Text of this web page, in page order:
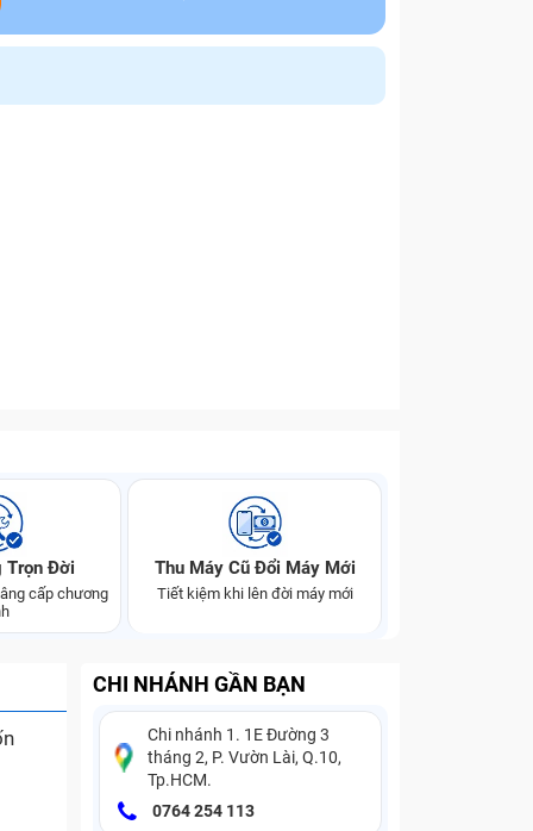
Trọn Đời
cấp chương
Thu Máy Cũ Đổi Máy Mới
Tiết kiệm khi lên đời máy mới
CHI NHÁNH GẦN BẠN
Chi nhánh 1. 1E Đường 3
tháng 2, P. Vườn Lài, Q.10,
Tp.HCM.
0764 254 113